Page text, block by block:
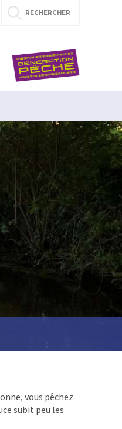
RECHERCHER
vous pêchez
subit peu les